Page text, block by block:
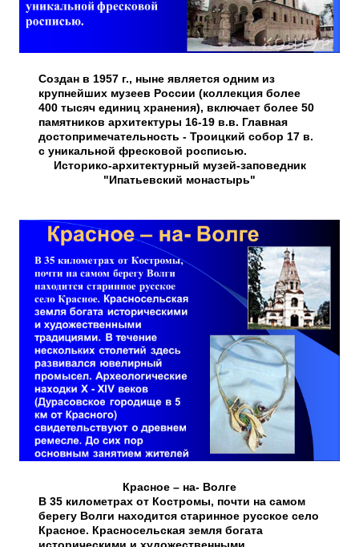
Создан в 1957 г., ныне является одним из
крупнейших музеев России (коллекция более
400 тысяч единиц хранения), включает более 50
памятников архитектуры 16-19 в.в. Главная
достопримечательность - Троицкий собор 17 в.
с уникальной фресковой росписью.
Историко-архитектурный музей-заповедник
"Ипатьевский монастырь"
Красное – на- Волге
В 35 километрах от Костромы, почти на самом
берегу Волги находится старинное русское село
Красное. Красносельская земля богата